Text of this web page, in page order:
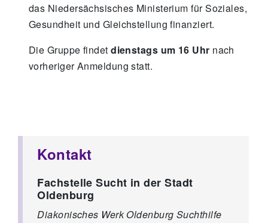
Kontakt
Fachstelle Sucht in der Stadt
Oldenburg
Diakonisches Werk Oldenburg Suchthilfe
das Niedersächsisches Ministerium für Soziales,
Gesundheit und Gleichstellung finanziert.
Die Gruppe findetdienstags um 16 Uhr nach
vorheriger Anmeldung statt.